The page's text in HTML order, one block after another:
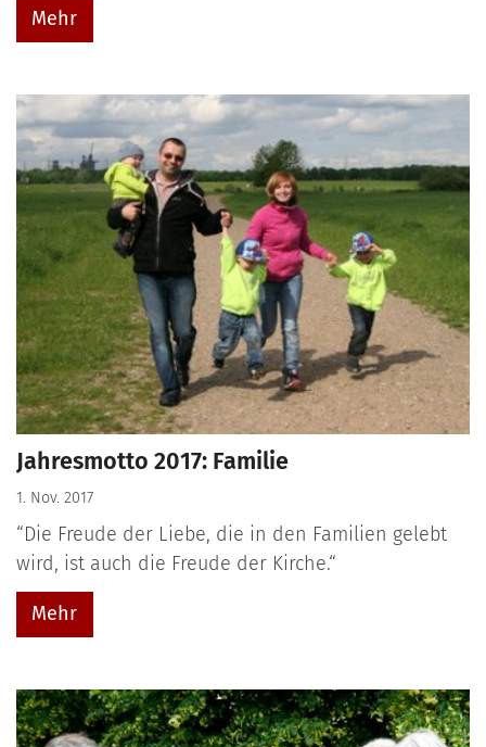
Mehr
Jahresmotto 2017: Familie
1. Nov. 2017
“Die Freude der Liebe, die in den Familien gelebt
wird, ist auch die Freude der Kirche.“
Mehr